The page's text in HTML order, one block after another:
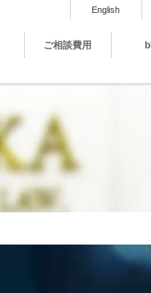
English
ご相談費用